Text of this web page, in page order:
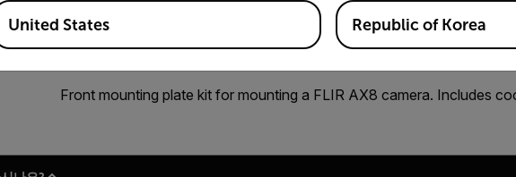
Front mounting plate kit for mounting a FLIR AX8 camera. Includes
Locations
United States Republic of Korea